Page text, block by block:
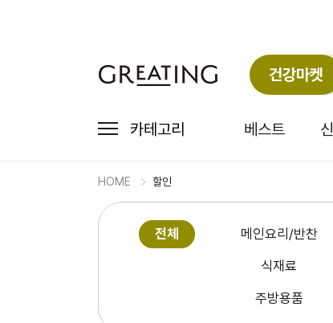
건강마켓
카테고리 베스트
HOME 할인
전체 메인요리/반찬
식재료
주방용품